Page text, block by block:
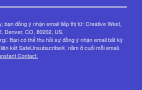
bạn đồng ý nhận email tiếp thị từ: Creative West,
Denver, CO, 80202, US,
. Bạn có thể thu hồi sự đồng ý nhận email bất kỳ
kết SafeUnsubscribe®, nằm ở cuối mỗi email.
Contact.